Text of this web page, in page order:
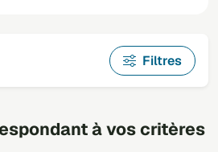
Filtres
à vos critères